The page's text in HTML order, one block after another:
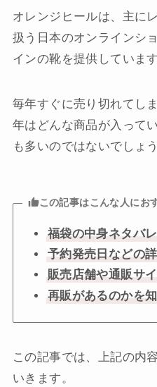
オレンジヒールは、主に
扱う日本のオンラインシ
インの靴を提供しています
毎年すぐに売り切れてし
年はどんな商品が入って
も多いのではないでしょ
この記事はこんな人にお
福袋の中身ネタバ
予約発売日などの
販売店舗や通販サ
再販があるのかを
この記事では、上記の内
いきます。